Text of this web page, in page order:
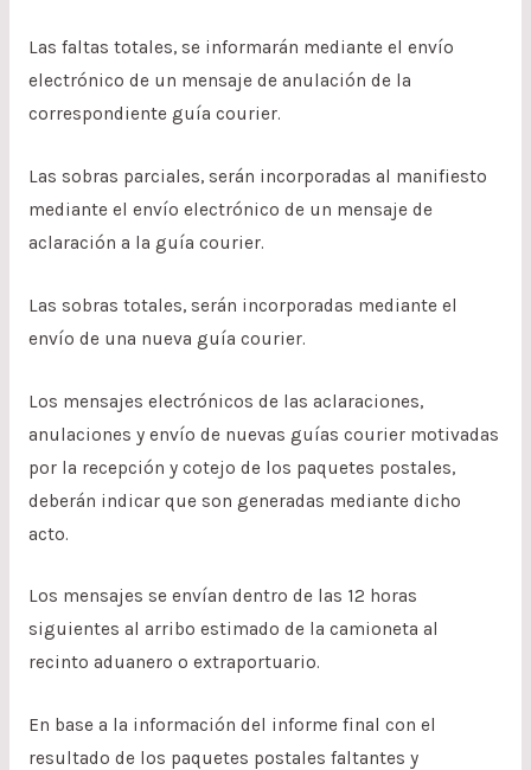
Las faltas totales, se informarán mediante el envío
electrónico de un mensaje de anulación de la
correspondiente guía courier.
Las sobras parciales, serán incorporadas al manifiesto
mediante el envío electrónico de un mensaje de
aclaración a la guía courier.
Las sobras totales, serán incorporadas mediante el
envío de una nueva guía courier.
Los mensajes electrónicos de las aclaraciones,
anulaciones y envío de nuevas guías courier motivadas
por la recepción y cotejo de los paquetes postales,
deberán indicar que son generadas mediante dicho
acto.
Los mensajes se envían dentro de las 12 horas
siguientes al arribo estimado de la camioneta al
recinto aduanero o extraportuario.
En base a la información del informe final con el
resultado de los paquetes postales faltantes y